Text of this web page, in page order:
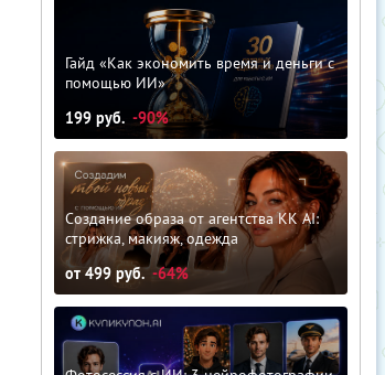
Гайд «Как экономить время и деньги с
помощью ИИ»
199 руб. -90%
Создание образа от агентства KK AI:
стрижка, макияж, одежда
от 499 руб. -64%